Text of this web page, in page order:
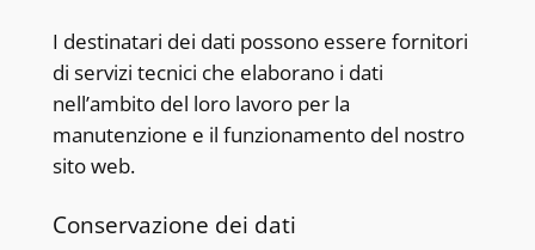
I destinatari dei dati possono essere fornitori
di servizi tecnici che elaborano i dati
nell’ambito del loro lavoro per la
manutenzione e il funzionamento del nostro
sito web.
Conservazione dei dati